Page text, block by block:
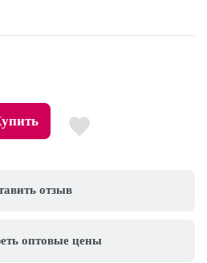
отзыв
оптовые цены